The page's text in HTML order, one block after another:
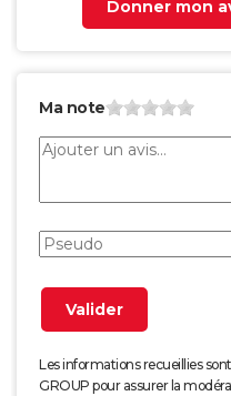
Donner mon
Ma note
Les informations recueillies
GROUP pour assurer la